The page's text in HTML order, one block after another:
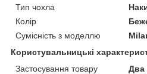
Тип чохла
Колір
Сумісність з моделлю
Користувальницькі
Застосування товару
Два